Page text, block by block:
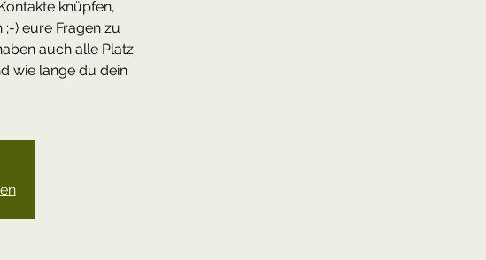
knüpfen,
) eure Fragen zu
auch alle Platz.
wie lange du dein